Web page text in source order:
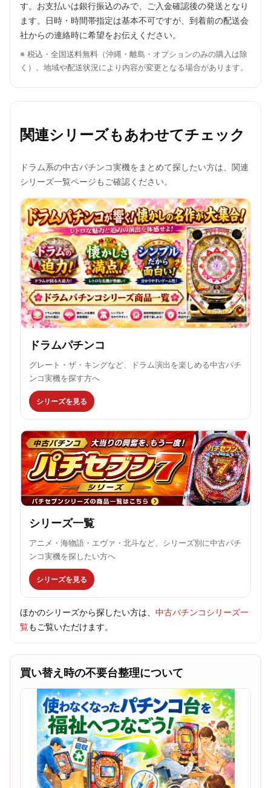
す。お支払いは銀行振込のみで、ご入金確認後の発送となり
ます。日時・時間帯指定は基本不可ですが、到着前の配送会
社からの連絡時に希望をお伝えください。
※ 税込・全国送料無料（沖縄・離島・オプションのみの購入は除
く）。地域や配送状況により内容が変更となる場合があります。
関連シリーズもあわせてチェック
ドラム系の中古パチンコ実機をまとめて探したい方は、関連
シリーズ一覧ページもご確認ください。
ドラムパチンコ
グレート・ザ・キングなど、ドラム演出を楽しめる中古パチ
ンコ実機を探す方へ
シリーズを見る
シリーズ一覧
アニメ・海物語・エヴァ・北斗など、シリーズ別に中古パチ
ンコ実機を探したい方へ
シリーズを見る
ほかのシリーズから探したい方は、 中古パチンコシリーズ一
覧もご覧いただけます。
買い替え時の不要台整理について